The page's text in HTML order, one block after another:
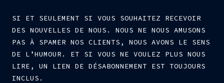
SI ET SEULEMENT SI VOUS SOUHAITEZ RECEVOIR
DES NOUVELLES DE NOUS. NOUS NE NOUS AMUSONS
PAS À SPAMER NOS CLIENTS, NOUS AVONS LE SENS
DE L’HUMOUR. ET SI VOUS NE VOULEZ PLUS NOUS
LIRE, UN LIEN DE DÉSABONNEMENT EST TOUJOURS
INCLUS.